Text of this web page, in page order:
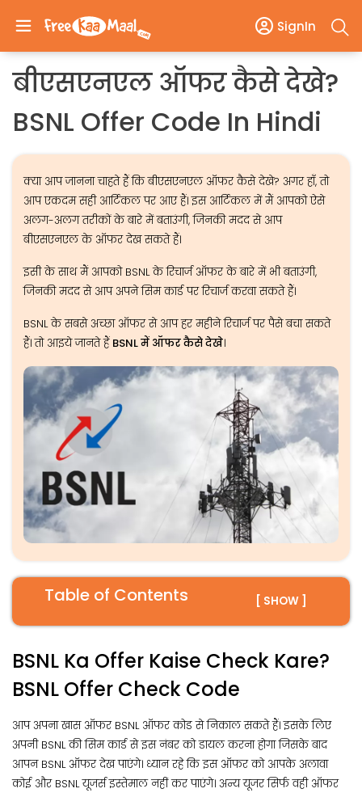
SignIn
बीएसएनएल ऑफर कैसे देखे?
BSNL Offer Code In Hindi
क्या आप जानना चाहते हैं कि बीएसएनएल ऑफर कैसे देखे? अगर हाँ, तो
आप एकदम सही आर्टिकल पर आए हैं। इस आर्टिकल में मैं आपको ऐसे
अलग-अलग तरीकों के बारे में बताउंगी, जिनकी मदद से आप
बीएसएनएल के ऑफर देख सकते हैं।
इसी के साथ मैं आपको BSNL के रिचार्ज ऑफर के बारे में भी बताउंगी,
जिनकी मदद से आप अपने सिम कार्ड पर रिचार्ज करवा सकते हैं।
BSNL के सबसे अच्छा ऑफर से आप हर महीने रिचार्ज पर पैसे बचा सकते
हैं। तो आइये जानते हैं BSNL में ऑफर कैसे देखे।
Table of Contents [ SHOW ]
BSNL Ka Offer Kaise Check Kare?
BSNL Offer Check Code
आप अपना खास ऑफर BSNL ऑफर कोड से निकाल सकते हैं। इसके लिए
अपनी BSNL की सिम कार्ड से इस नंबर को डायल करना होगा जिसके बाद
आपन BSNL ऑफर देख पाएंगे। ध्यान रहे कि इस ऑफर को आपके अलावा
कोई और BSNL यूजर्स इस्तेमाल नहीं कर पाएंगे। अन्य यूजर सिर्फ वही ऑफर